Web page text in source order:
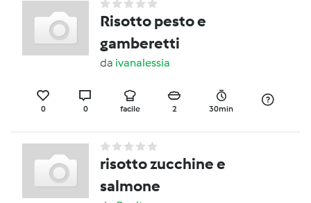
Risotto pesto e
gamberetti
da ivanalessia
0 0 facile 2 30min
risotto zucchine e
salmone